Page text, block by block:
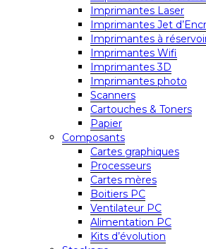
Imprimantes Laser
Imprimantes Jet
Imprimantes à
Imprimantes Wifi
Imprimantes 3D
Imprimantes photo
Scanners
Cartouches & Toners
Papier
Composants
Cartes graphiques
Processeurs
Cartes mères
Boitiers PC
Ventilateur PC
Alimentation PC
Kits d’évolution